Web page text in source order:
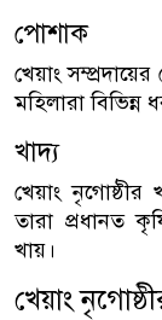
পোশাক
খেয়াং
মহিলারা
খাদ্য
খেয়াং নৃগোষ্ঠীর
তারা প্রধানত
খায়।
খেয়াং